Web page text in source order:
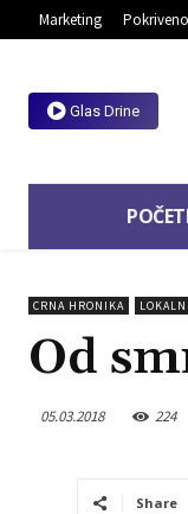
Marketing
Glas Drine
CRNA HRONIKA
Od
05.03.2018 224
Share